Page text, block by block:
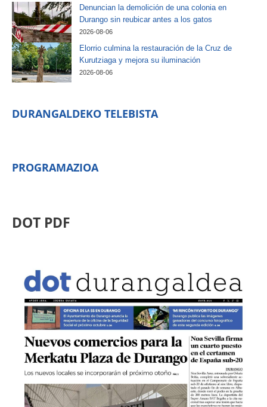
Denuncian la demolición de una colonia en
Durango sin reubicar antes a los gatos
2026-08-06
Elorrio culmina la restauración de la Cruz de
Kurutziaga y mejora su iluminación
2026-08-06
DURANGALDEKO TELEBISTA
PROGRAMAZIOA
DOT PDF